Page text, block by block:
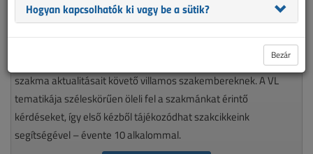
nélkülözhetetlen olvasmánya minden munkájára igényes, a
szakma aktualitásait követő villamos szakembereknek. A VL
tematikája széleskörűen öleli fel a szakmánkat érintő
kérdéseket, így első kézből tájékozódhat szakcikkeink
segítségével – évente 10 alkalommal.
Hogyan kapcsolhatók ki vagy be a sütik?
Bezár